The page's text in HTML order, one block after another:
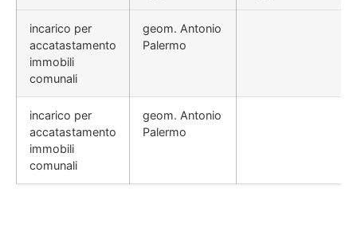
incarico per
accatastamento
immobili
comunali
geom. Antonio
Palermo
incarico per
accatastamento
immobili
comunali
geom. Antonio
Palermo